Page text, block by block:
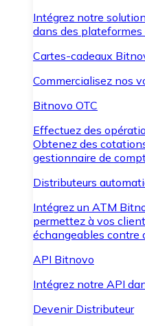
Intégrez notre
dans des
Cartes-cadeaux
Commercialisez nos
Bitnovo OTC
Effectuez des
Obtenez des
gestionnaire de
Distributeurs
Intégrez un ATM
permettez à vos
échangeables contre
API Bitnovo
Intégrez notre API
Devenir Distributeur